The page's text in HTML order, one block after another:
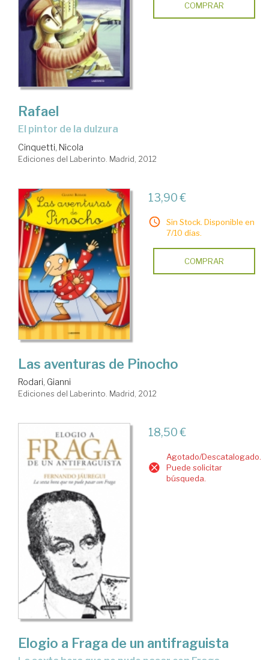
COMPRAR
Rafael
el pintor de la dulzura
Cinquetti, Nicola
Ediciones del Laberinto. Madrid, 2012
13,90 €
Sin Stock. Disponible en
7/10 días.
COMPRAR
Las aventuras de Pinocho
Rodari, Gianni
Ediciones del Laberinto. Madrid, 2012
18,50 €
Agotado/Descatalogado.
Puede solicitar
búsqueda.
Elogio a Fraga de un antifraguista